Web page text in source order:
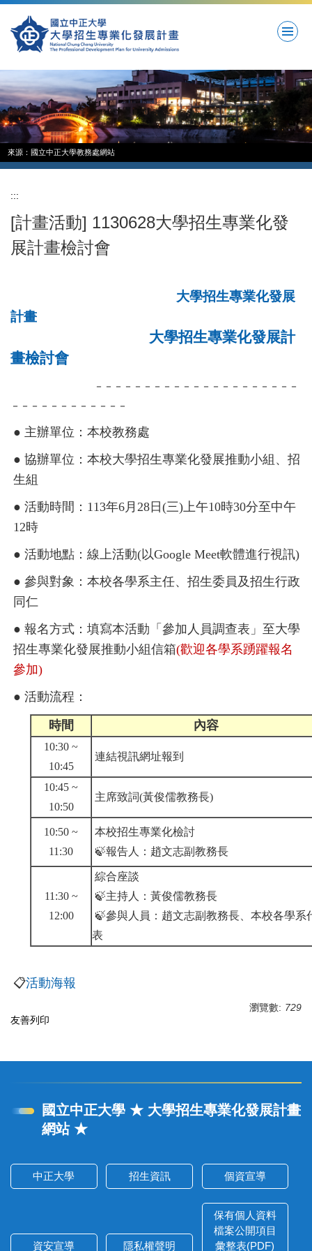
主
內
容
區
來源：國立中正大學教務處網站
:::
[計畫活動] 1130628大學招生專業化發
展計畫檢討會
大學招生專業化發展
計畫
大學招生專業化發展計
畫檢討會
－－－－－－－－－－－－－－－－－－－－－
－－－－－－－－－－－－
● 主辦單位：本校教務處
● 協辦單位：本校大學招生專業化發展推動小組、招
生組
● 活動時間：113年6月28日(三)上午10時30分至中午
12時
● 活動地點：線上活動(以Google Meet軟體進行視訊)
● 參與對象：本校各學系主任、招生委員及招生行政
同仁
● 報名方式：填寫本活動「參加人員調查表」至大學
招生專業化發展推動小組信箱(歡迎各學系踴躍報名
參加)
● 活動流程：
時間 內容
10:30 ~
10:45
連結視訊網址報到
10:45 ~
10:50
主席致詞(黃俊儒教務長)
10:50 ~
11:30
本校招生專業化檢討
🍃報告人：趙文志副教務長
11:30 ~
12:00
綜合座談
🍃主持人：黃俊儒教務長
🍃參與人員：趙文志副教務長、本校各學系
表
📋活動海報
瀏覽數: 729
友善列印
國立中正大學 ★ 大學招生專業化發展計畫
網站 ★
中正大學 招生資訊 個資宣導
資安宣導 隱私權聲明
保有個人資料
檔案公開項目
彙整表(PDF)